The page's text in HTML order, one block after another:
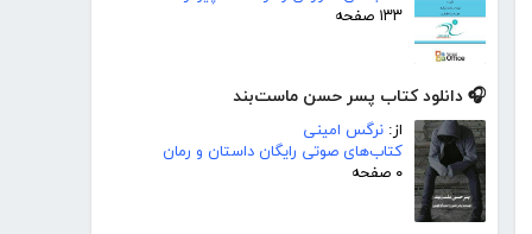
۱۳۳ صفحه
🎧 دانلود کتاب پسر حسن ماست‌بند
از: نرگس امینی
کتاب‌های صوتی رایگان داستان و رمان
۰ صفحه